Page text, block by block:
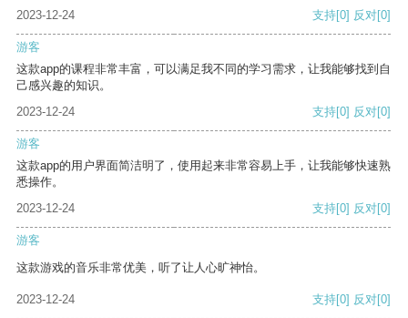
2023-12-24 支持[0] 反对[0]
游客
这款app的课程非常丰富，可以满足我不同的学习需求，让我能够找到自
己感兴趣的知识。
2023-12-24
支持[0] 反对[0]
游客
这款app的用户界面简洁明了，使用起来非常容易上手，让我能够快速熟
悉操作。
2023-12-24
支持[0] 反对[0]
游客
这款游戏的音乐非常优美，听了让人心旷神怡。
2023-12-24 支持[0] 反对[0]